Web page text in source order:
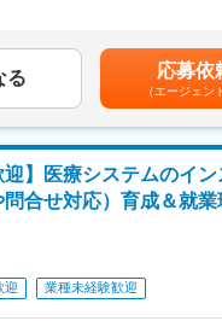
されており、調剤機器業界は非常
。その中で大手3社がほとんどの
少なく安定感のある業界です。
の定める業務
ースもあります）
問・提案（メールや電話でアポイ
ー（一部手術の立ち会いあり）
た治療から脱毛など美容にまで
：平均1000万円～1500万円
補足＞■ご経験・ご年齢を考慮の
ます。■昇給：年1回■賞与：イン
期ごとに支給。個人・会社の業
でも目安の金額であり、選考
。月給(月額)は固定手当を含め
る 応募依
（エージェン
迎】医療システムのイ
問合せ対応）育成＆就
迎 業種未経験歓迎